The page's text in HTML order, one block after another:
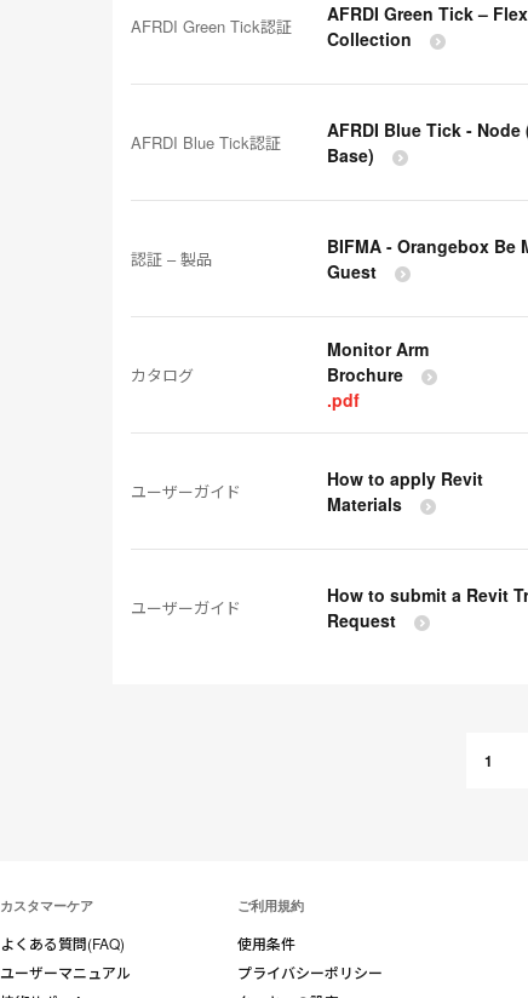
AFRDI Green Tick認証
AFRDI Green Tick – Flex
Collection
AFRDI Blue Tick認証
AFRDI Blue Tick - Node
Base)
認証 – 製品
BIFMA - Orangebox Be
Guest
カタログ
Monitor Arm
Brochure
.pdf
ユーザーガイド
How to apply Revit
Materials
ユーザーガイド
How to submit a Revit
Request
1
カスタマーケア
よくある質問(FAQ)
ユーザーマニュアル
ご利用規約
使用条件
プライバシーポリシー